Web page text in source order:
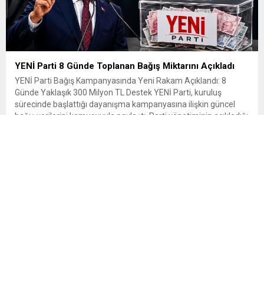
YENİ Parti 8 Günde Toplanan Bağış Miktarını Açıkladı
YENİ Parti Bağış Kampanyasında Yeni Rakam Açıklandı: 8
Günde Yaklaşık 300 Milyon TL Destek YENİ Parti, kuruluş
sürecinde başlattığı dayanışma kampanyasına ilişkin güncel
bağış verilerini kamuoyuyla paylaştı. Parti yönetiminin açıkladığı